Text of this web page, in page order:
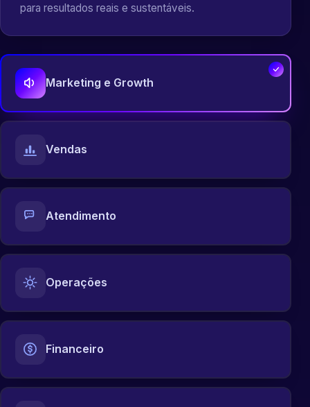
para resultados reais e sustentáveis.
Marketing e Growth
Vendas
Atendimento
Operações
Financeiro